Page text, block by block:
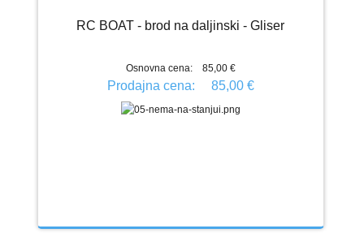
RC BOAT - brod na daljinski - Gliser
Osnovna cena: 85,00 €
Prodajna cena: 85,00 €